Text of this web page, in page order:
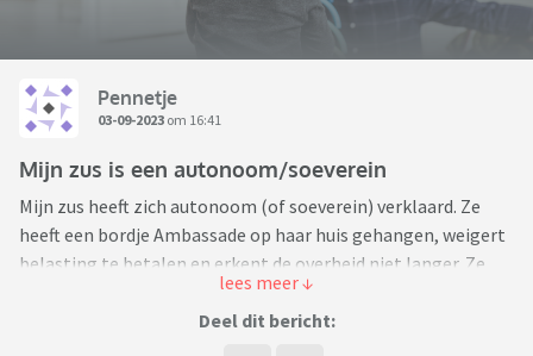
Pennetje
03-09-2023 om 16:41
Mijn zus is een autonoom/soeverein
Mijn zus heeft zich autonoom (of soeverein) verklaard. Ze
heeft een bordje Ambassade op haar huis gehangen, weigert
belasting te betalen en erkent de overheid niet langer. Ze
denkt dat er een trustfonds van 1,5 miljoen op haar naam
staat bij de belastingdienst.Deel dit bericht: